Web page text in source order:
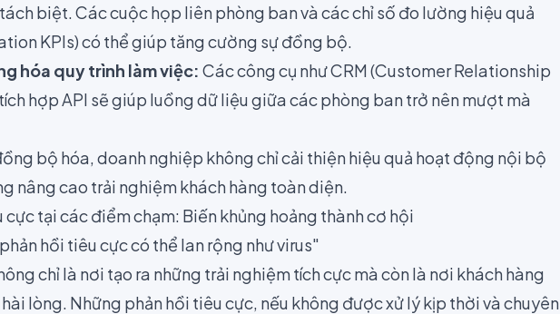
biệt. Các cuộc họp liên phòng ban và các chỉ số đo lường hiệu quả
KPIs) có thể giúp tăng cường sự đồng bộ.
hóa quy trình làm việc: Các công cụ như CRM (Customer Relationship
hợp API sẽ giúp luồng dữ liệu giữa các phòng ban trở nên mượt mà
bộ hóa, doanh nghiệp không chỉ cải thiện hiệu quả hoạt động nội bộ
nâng cao trải nghiệm khách hàng toàn diện.
cực tại các điểm chạm: Biến khủng hoảng thành cơ hội
hồi tiêu cực có thể lan rộng như virus"
chỉ là nơi tạo ra những trải nghiệm tích cực mà còn là nơi khách hàng
lòng. Những phản hồi tiêu cực, nếu không được xử lý kịp thời và chuyên